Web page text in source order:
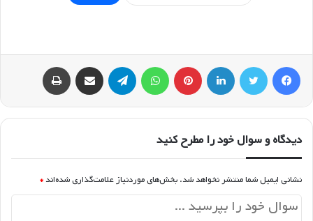
فیسبوک توییتر لینکداین پینتریست تلگرام اشتراک گذاری با ایمیل
دیدگاه و سوال خود را مطرح کنید
نشانی ایمیل شما منتشر نخواهد شد. بخش‌های موردنیاز علامت‌گذاری شده‌اند *